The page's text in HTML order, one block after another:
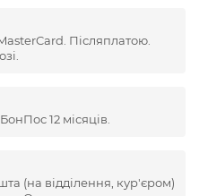
Післяплатою.
12 місяців.
(на відділення, кур'єром)